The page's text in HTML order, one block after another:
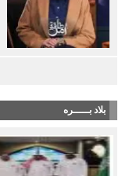
بلاد بـــــره